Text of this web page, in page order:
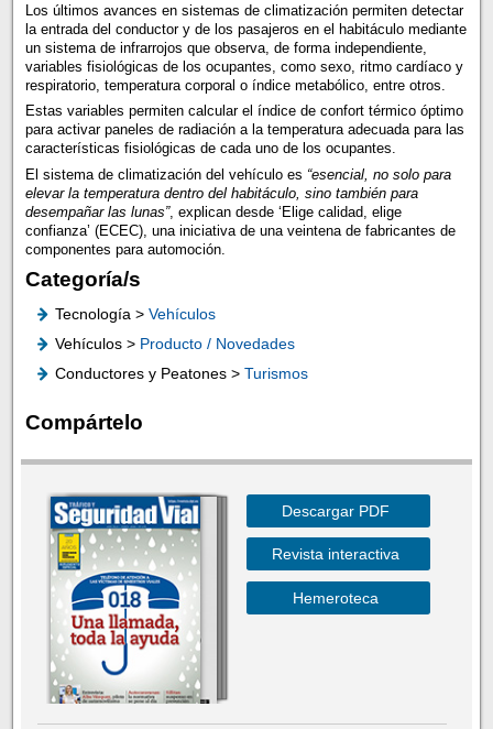
Los últimos avances en sistemas de climatización permiten detectar
la entrada del conductor y de los pasajeros en el habitáculo mediante
un sistema de infrarrojos que observa, de forma independiente,
variables fisiológicas de los ocupantes, como sexo, ritmo cardíaco y
respiratorio, temperatura corporal o índice metabólico, entre otros.
Estas variables permiten calcular el índice de confort térmico óptimo
para activar paneles de radiación a la temperatura adecuada para las
características fisiológicas de cada uno de los ocupantes.
El sistema de climatización del vehículo es “esencial, no solo para
elevar la temperatura dentro del habitáculo, sino también para
desempañar las lunas”, explican desde ‘Elige calidad, elige
confianza’ (ECEC), una iniciativa de una veintena de fabricantes de
componentes para automoción.
Categoría/s
Tecnología > Vehículos
Vehículos > Producto / Novedades
Conductores y Peatones > Turismos
Compártelo
Descargar PDF
Revista interactiva
Hemeroteca